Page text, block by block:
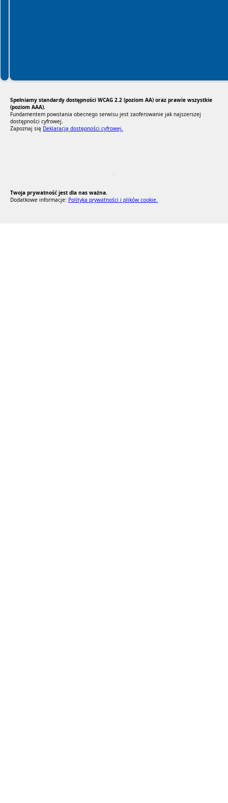
Spełniamy standardy dostępności WCAG 2.2 (poziom AA) oraz prawie wszystkie
(poziom AAA).
Fundamentem powstania obecnego serwisu jest zaoferowanie jak najszerszej
dostępności cyfrowej.
Zapoznaj się Deklaracją dostępności cyfrowej.
Twoja prywatność jest dla nas ważna.
Dodatkowe informacje: Polityka prywatności i plików cookie.